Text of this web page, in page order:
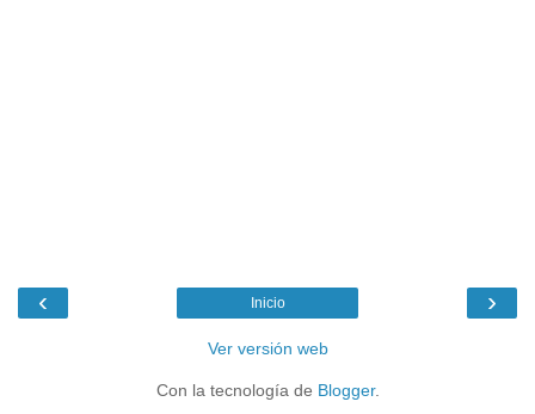
‹ ›
Inicio
Ver versión web
Con la tecnología de Blogger.